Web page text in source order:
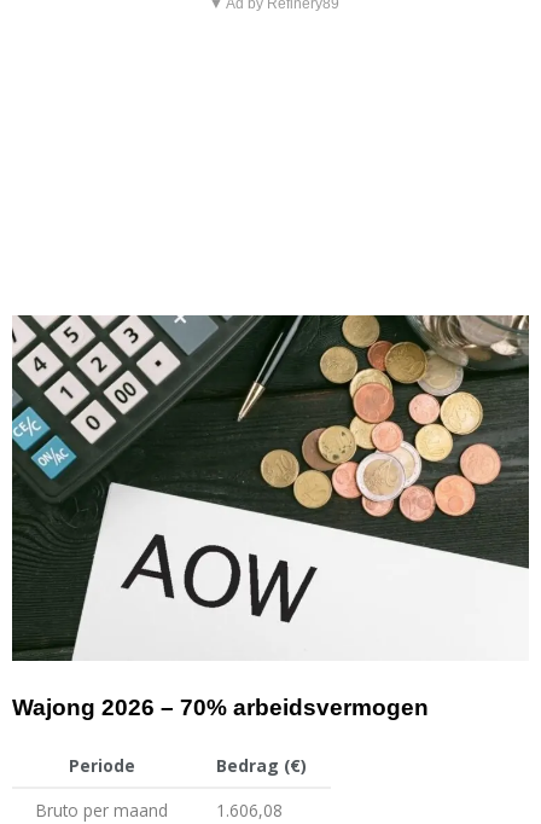
▼ Ad by Refinery89
Wajong 2026 – 70% arbeidsvermogen
Periode
Bedrag (€)
Bruto per maand
1.606,08